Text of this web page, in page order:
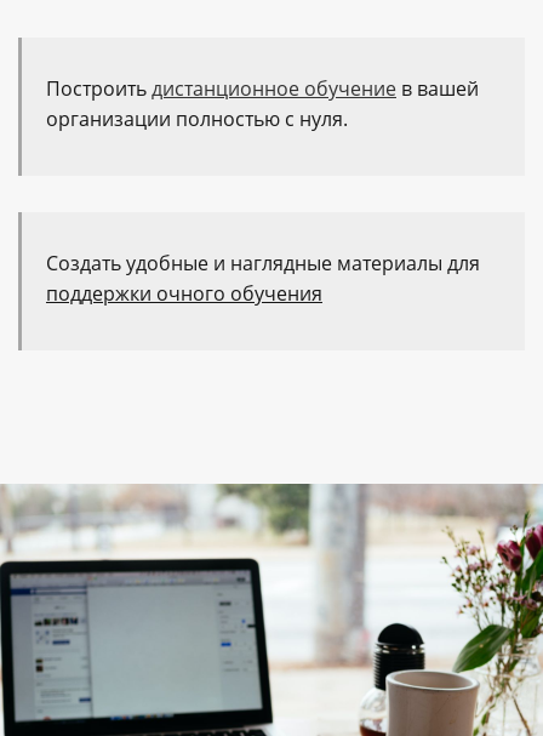
Построитьдистанционное обучениев вашей
организации полностью с нуля.
Создать удобные и наглядные материалы для
поддержки очного обучения